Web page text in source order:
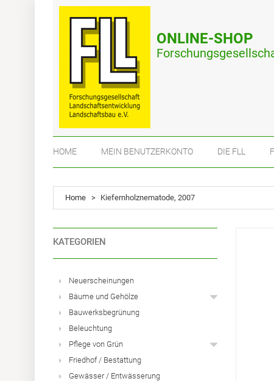
ONLINE-SHOP
HOME MEIN BENUTZERKONTO DIE FLL
Home > Kiefernholznematode, 2007
KATEGORIEN
Neuerscheinungen
Bäume und Gehölze
Bauwerksbegrünung
Beleuchtung
Pflege von Grün
Friedhof / Bestattung
Gewässer / Entwässerung